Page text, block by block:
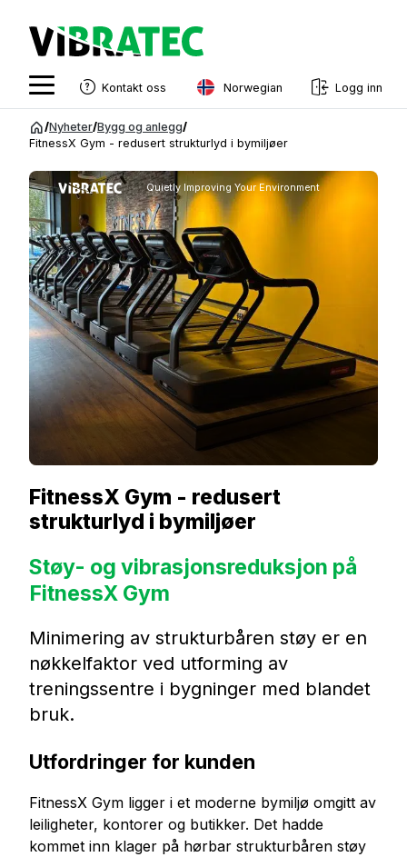
Kontakt oss Norwegian
Swedish
Norwegian
French
Estonian
Finnish
Danish
Logg inn
/Nyheter/Bygg og anlegg/
FitnessX Gym - redusert strukturlyd i bymiljøer
Quietly Improving Your Environment
FitnessX Gym - redusert
strukturlyd i bymiljøer
Støy- og vibrasjonsreduksjon på
FitnessX Gym
Minimering av strukturbåren støy er en
nøkkelfaktor ved utforming av
treningssentre i bygninger med blandet
bruk.
Utfordringer for kunden
FitnessX Gym ligger i et moderne bymiljø omgitt av
leiligheter, kontorer og butikker. Det hadde
kommet inn klager på hørbar strukturbåren støy